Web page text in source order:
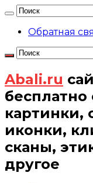
Обратная
Abali.ru
бесплатно
картинки,
иконки,
сканы,
другое